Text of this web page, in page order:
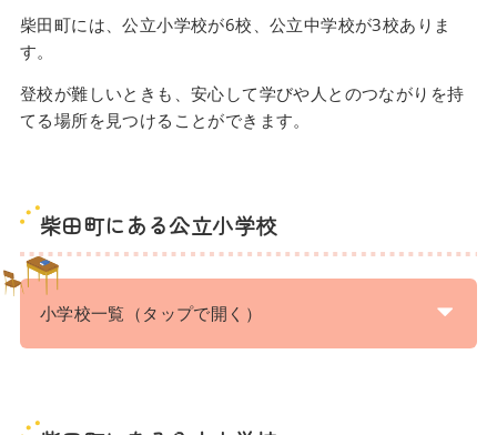
柴田町には、公立小学校が6校、公立中学校が3校ありま
す。
登校が難しいときも、安心して学びや人とのつながりを持
てる場所を見つけることができます。
柴田町にある公立小学校
小学校一覧（タップで開く）